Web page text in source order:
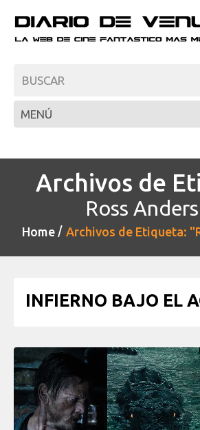
Archivos de
Ross
Home Archivos de Etiqueta:
INFIERNO BAJO EL